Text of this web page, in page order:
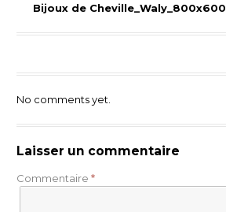
Bijoux de Cheville_Waly_800x600
No comments yet.
Laisser un commentaire
Commentaire*